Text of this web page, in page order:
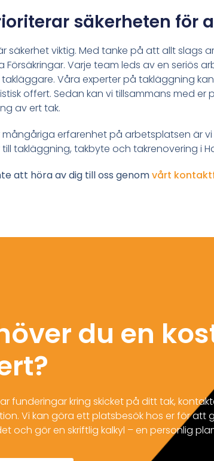
säkerheten för
säkerhet viktig. Med tanke på att allt
Försäkringar. Varje team leds av en seriös
Våra experter på takläggning
offert. Sedan kan vi tillsammans med
av ert tak.
mångåriga erfarenhet på arbetsplatsen är
takläggning, takbyte och takrenovering i
att höra av dig till oss genomvårt
du en
funderingar kring skicket på ditt tak,
Vi kan göra ett platsbesök hos er för att
och gör en skriftlig kalkyl – en personlig